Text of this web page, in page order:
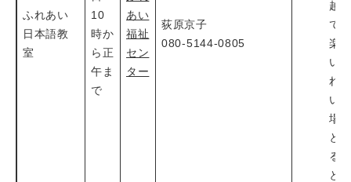
ふれあい
日本語教
室
10
時か
ら正
午ま
で
あい
福祉
セン
ター
荻原京子
080-5144-0805
越
て
楽
い
れ
い
場
と
る
と